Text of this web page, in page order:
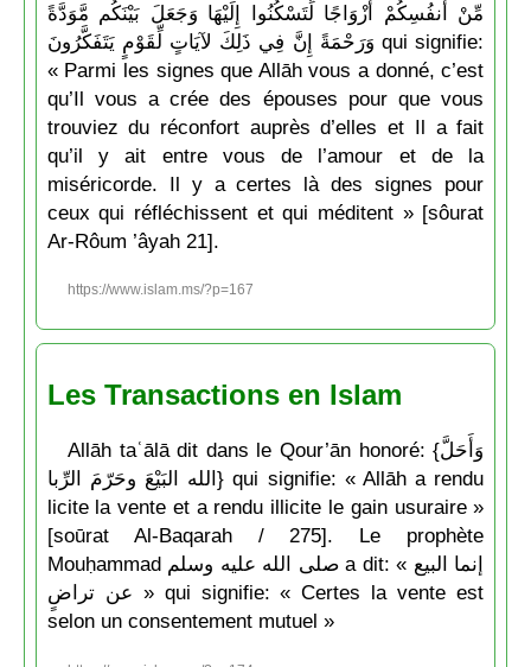
مِّنْ أَنفُسِكُمْ أَزْوَاجًا لِّتَسْكُنُوا إِلَيْهَا وَجَعَلَ بَيْنَكُم مَّوَدَّةً
وَرَحْمَةً إِنَّ فِي ذَلِكَ لآيَاتٍ لِّقَوْمٍ يَتَفَكَّرُونَ qui signifie:
« Parmi les signes que Allāh vous a donné, c’est
qu’Il vous a crée des épouses pour que vous
trouviez du réconfort auprès d’elles et Il a fait
qu’il y ait entre vous de l’amour et de la
miséricorde. Il y a certes là des signes pour
ceux qui réfléchissent et qui méditent » [sôurat
Ar-Rôum ’âyah 21].
https://www.islam.ms/?p=167
Les Transactions en Islam
Allāh taʿālā dit dans le Qour’ān honoré: {وَأَحَلَّ
الله البَيْعَ وحَرّمَ الرِّبا} qui signifie: « Allāh a rendu
licite la vente et a rendu illicite le gain usuraire »
[soūrat Al-Baqarah / 275]. Le prophète
Mouḥammad صلى الله عليه وسلم a dit: « إنما البيع
عن تراضٍ » qui signifie: « Certes la vente est
selon un consentement mutuel »